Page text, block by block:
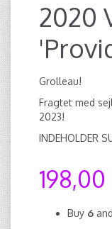
2020
Grolleau!
Fragtet med
2023!
INDEHOLDER
198,00
Buy 6